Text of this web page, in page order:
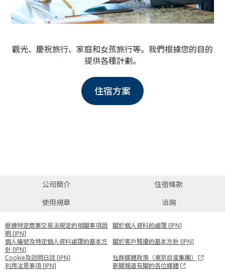
觀光、慶祝旅行、家庭和女孩旅行等。 我們根據您的目的
提供各種計劃。
住宿方案
公司簡介
住宿條款
使用規章
洽詢
根據特定商業交易法規定的相關事項說
明 [JPN]
關於個人資料的處理 [JPN]
個人編號及特定個人資料處理的基本方
針 [JPN]
關於客戶騷擾的基本方針 [JPN]
Cookie及訪問日誌 [JPN]
社群媒體政策（東京巨蛋集團）
利用注意事項 [JPN]
新聞報道有關的各位媒體